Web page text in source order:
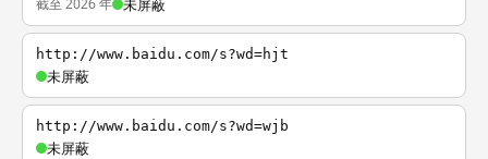
截至 2026 年 未屏蔽
http://www.baidu.com/s?wd=hjt
未屏蔽
http://www.baidu.com/s?wd=wjb
未屏蔽